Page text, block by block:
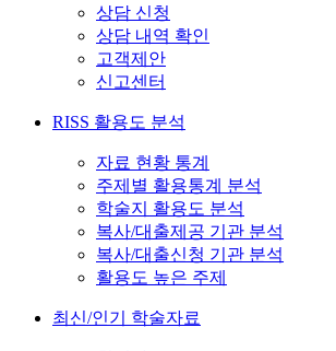
상담 신청
상담 내역 확인
고객제안
신고센터
RISS 활용도 분석
자료 현황 통계
주제별 활용통계 분석
학술지 활용도 분석
복사/대출제공 기관 분석
복사/대출신청 기관 분석
활용도 높은 주제
최신/인기 학술자료